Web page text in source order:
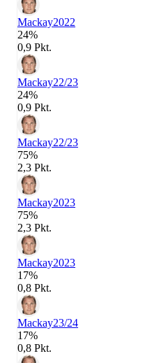
Mackay2022
24%
0,9 Pkt.
Mackay22/23
24%
0,9 Pkt.
Mackay22/23
75%
2,3 Pkt.
Mackay2023
75%
2,3 Pkt.
Mackay2023
17%
0,8 Pkt.
Mackay23/24
17%
0,8 Pkt.